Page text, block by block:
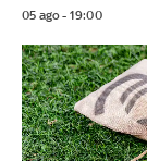
05 ago - 19:00